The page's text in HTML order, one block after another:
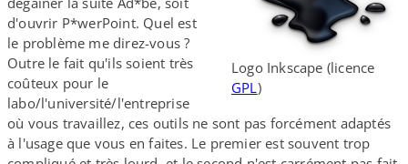
Logo Inkscape (licence
GPL)
d'ouvrir P*werPoint. Quel est
le problème me direz-​vous ?
Outre le fait qu'ils soient très
coûteux pour le
labo/l'université/l'entreprise
où vous travaillez, ces outils ne sont pas forcément adaptés
à l'usage que vous en faites. Le premier est souvent trop